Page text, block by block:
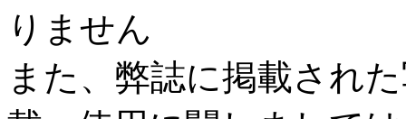
りません
また、弊誌に掲載され